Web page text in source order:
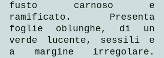
fusto carnoso e
ramificato. Presenta
foglie oblunghe, di un
verde lucente, sessili e
a margine irregolare.